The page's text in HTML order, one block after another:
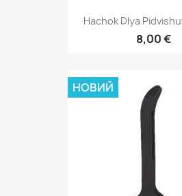
Hachok Dlya
8,00 €
НОВИЙ